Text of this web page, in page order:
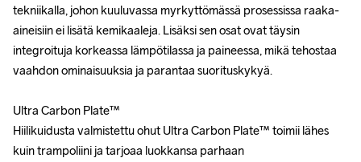
tekniikalla, johon kuuluvassa myrkyttömässä prosessissa raaka-
aineisiin ei lisätä kemikaaleja. Lisäksi sen osat ovat täysin
integroituja korkeassa lämpötilassa ja paineessa, mikä tehostaa
vaahdon ominaisuuksia ja parantaa suorituskykyä.
Ultra Carbon Plate™
Hiilikuidusta valmistettu ohut Ultra Carbon Plate™ toimii lähes
kuin trampoliini ja tarjoaa luokkansa parhaan
tekniikalla, johon kuuluvassa myrkyttömässä prosessissa raaka-
aineisiin ei lisätä kemikaaleja. Lisäksi sen osat ovat täysin
integroituja korkeassa lämpötilassa ja paineessa, mikä tehostaa
vaahdon ominaisuuksia ja parantaa suorituskykyä.
Ultra Carbon Plate™
Hiilikuidusta valmistettu ohut Ultra Carbon Plate™ toimii lähes
kuin trampoliini ja tarjoaa luokkansa parhaan